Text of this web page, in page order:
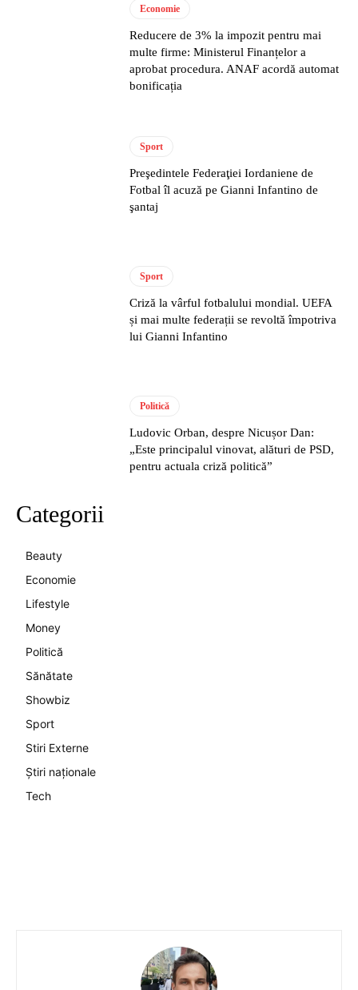
Economie
Reducere de 3% la impozit pentru mai
multe firme: Ministerul Finanțelor a
aprobat procedura. ANAF acordă automat
bonificația
Sport
Preşedintele Federaţiei Iordaniene de
Fotbal îl acuză pe Gianni Infantino de
şantaj
Sport
Criză la vârful fotbalului mondial. UEFA
și mai multe federații se revoltă împotriva
lui Gianni Infantino
Politică
Ludovic Orban, despre Nicușor Dan:
„Este principalul vinovat, alături de PSD,
pentru actuala criză politică”
Categorii
Beauty
Economie
Lifestyle
Money
Politică
Sănătate
Showbiz
Sport
Stiri Externe
Știri naționale
Tech